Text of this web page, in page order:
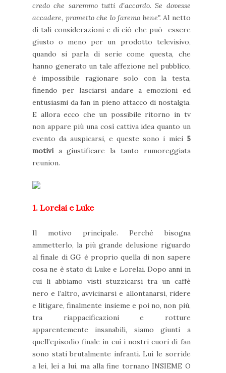
credo che saremmo tutti d'accordo. Se dovesse
accadere, prometto che lo faremo bene".Al netto
di tali considerazioni e di ciò che può essere
giusto o meno per un prodotto televisivo,
quando si parla di serie come questa, che
hanno generato un tale affezione nel pubblico,
è impossibile ragionare solo con la testa,
finendo per lasciarsi andare a emozioni ed
entusiasmi da fan in pieno attacco di nostalgia.
E allora ecco che un possibile ritorno in tv
non appare più una così cattiva idea quanto un
evento da auspicarsi, e queste sono i miei 5
motivia giustificare la tanto rumoreggiata
reunion.
1. Lorelai e Luke
Il motivo principale. Perché bisogna
ammetterlo, la più grande delusione riguardo
al finale di GG è proprio quella di non sapere
cosa ne è stato di Luke e Lorelai. Dopo anni in
cui li abbiamo visti stuzzicarsi tra un caffè
nero e l’altro, avvicinarsi e allontanarsi, ridere
e litigare, finalmente insieme e poi no, non più,
tra riappacificazioni e rotture
apparentemente insanabili, siamo giunti a
quell’episodio finale in cui i nostri cuori di fan
sono stati brutalmente infranti. Lui le sorride
a lei, lei a lui, ma alla fine tornano INSIEME O